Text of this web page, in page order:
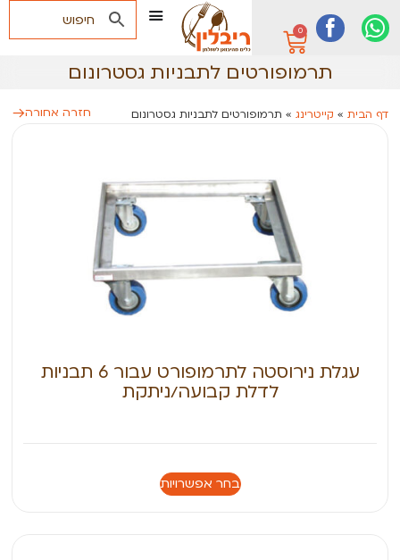
0
תרמופורטים לתבניות גסטרונום
דף הבית » קייטרינג » תרמופורטים לתבניות גסטרונום חזרה אחורה
עגלת נירוסטה לתרמופורט עבור 6 תבניות
לדלת קבועה/ניתקת
בחר אפשרויות